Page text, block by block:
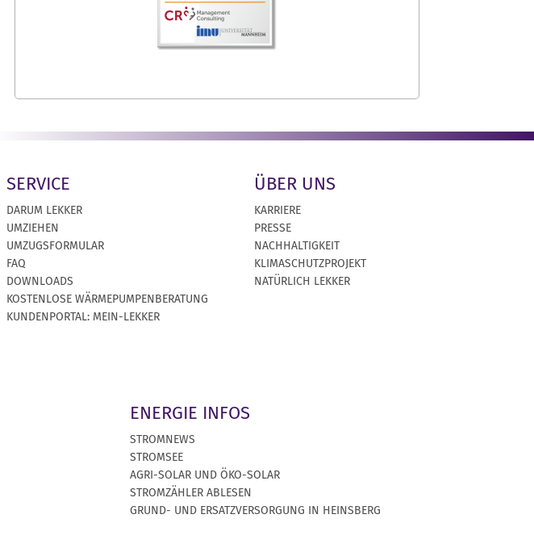
SERVICE
DARUM LEKKER
UMZIEHEN
UMZUGSFORMULAR
FAQ
DOWNLOADS
KOSTENLOSE WÄRMEPUMPENBERATUNG
KUNDENPORTAL: MEIN-LEKKER
ÜBER UNS
KARRIERE
PRESSE
NACHHALTIGKEIT
KLIMASCHUTZPROJEKT
NATÜRLICH LEKKER
ENERGIE INFOS
STROMNEWS
STROMSEE
AGRI-SOLAR UND ÖKO-SOLAR
STROMZÄHLER ABLESEN
GRUND- UND ERSATZVERSORGUNG IN HEINSBERG